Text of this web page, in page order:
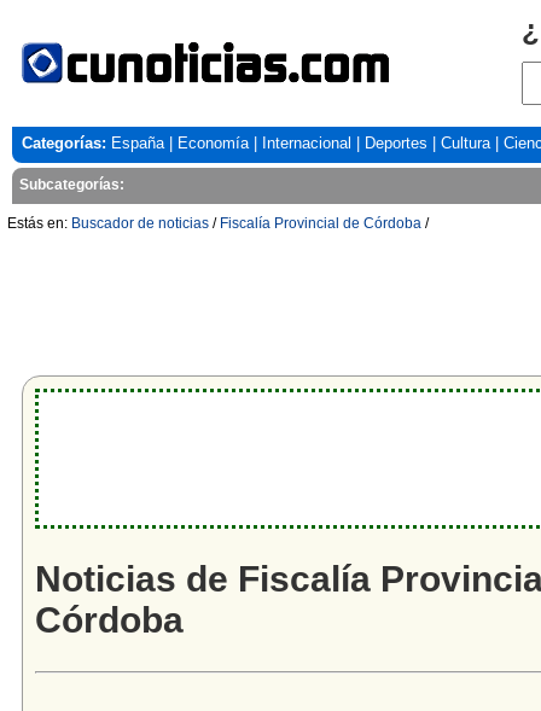
Categorías: España| Economía| Internacional Deportes Cultura|
Subcategorías:
Estás en: Buscador de noticias / Fiscalía Provincial de Córdoba /
Noticias de Fiscalía
Córdoba